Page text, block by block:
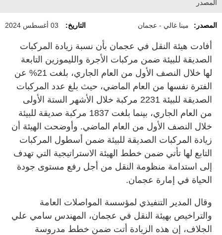
المصدر
المصدر: مينا غالي - عجمان التاريخ: 03 أغسطس 2024
أفادت هيئة النقل في عجمان بأن نسبة زيادة المركبات
الصديقة للبيئة ضمن مركبات الأجرة والليموزين التابعة
لها خلال النصف الأول من العام الجاري، بلغت 21% عن
الفترة نفسها من العام الماضي، حيث بلغ عدد المركبات
الصديقة للبيئة 2231 مركبة خلال الأشهر الستة الأولى
من العام الجاري، بينما بلغت 1837 مركبة صديقة للبيئة
خلال النصف الأول من العام الماضي. وأوضحت الهيئة أن
زيادة المركبات الصديقة للبيئة ضمن أسطول المركبات
التابع لها تأتي ضمن خطط الهيئة الاستراتيجية التي تهدف
إلى استدامة منظومة النقل من أجل رفع مستوى جودة
الحياة في إمارة عجمان.
وقال المدير التنفيذي لمؤسسة المواصلات العامة
والتراخيص بهيئة النقل في عجمان، المهندس سامي علي
الجلاف، إن هذه الزيادة أتت ضمن خطط مدروسة